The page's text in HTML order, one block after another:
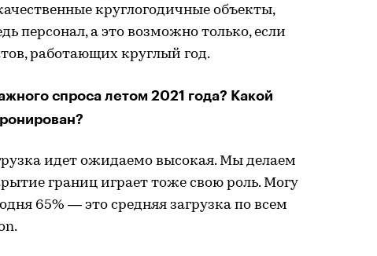
круглогодичные объекты,
персонал, а это возможно только, если
работающих круглый год.
спроса летом 2021 года? Какой
идет ожидаемо высокая. Мы делаем
границ играет тоже свою роль. Могу
65% — это средняя загрузка по всем